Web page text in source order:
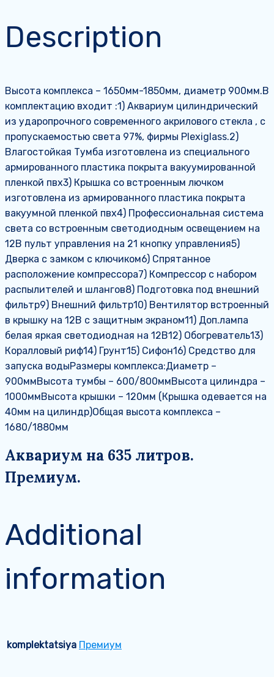
Description
Высота комплекса – 1650мм-1850мм, диаметр 900мм.В
комплектацию входит :1) Аквариум цилиндрический
из ударопрочного современного акрилового стекла , с
пропускаемостью света 97%, фирмы Plexiglass.2)
Влагостойкая Тумба изготовлена из специального
армированного пластика покрыта вакуумированной
пленкой пвх3) Крышка со встроенным лючком
изготовлена из армированного пластика покрыта
вакуумной пленкой пвх4) Профессиональная система
света со встроенным светодиодным освещением на
12В пульт управления на 21 кнопку управления5)
Дверка с замком с ключиком6) Спрятанное
расположение компрессора7) Компрессор с набором
распылителей и шлангов8) Подготовка под внешний
фильтр9) Внешний фильтр10) Вентилятор встроенный
в крышку на 12В с защитным экраном11) Доп.лампа
белая яркая светодиодная на 12В12) Обогреватель13)
Коралловый риф14) Грунт15) Сифон16) Средство для
запуска водыРазмеры комплекса:Диаметр –
900ммВысота тумбы – 600/800ммВысота цилиндра –
1000ммВысота крышки – 120мм (Крышка одевается на
40мм на цилиндр)Общая высота комплекса –
1680/1880мм
Аквариум на 635 литров.
Премиум.
Additional
information
komplektatsiya Премиум